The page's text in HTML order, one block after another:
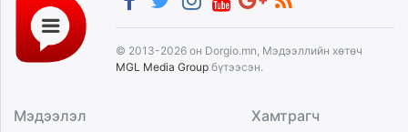
© 2013-2026 он Dorgio.mn, Мэдээллийн хөтөч
MGL Media Group бүтээсэн.
Мэдээлэл Хамтрагч